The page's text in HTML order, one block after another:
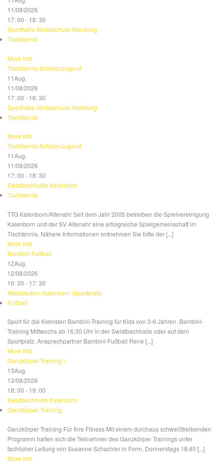
11/08/2026
17: 00 - 18: 30
Sporthalle Ahrtalschule Altenburg
Tischtennis
More Info
Tischtennis Schüler/Jugend
11Aug.
11/08/2026
17: 00 - 18: 30
Sporthalle Ahrtalschule Altenburg
Tischtennis
More Info
Tischtennis Schüler/Jugend
11Aug.
11/08/2026
17: 00 - 18: 30
Swistbachhalle Kalenborn
Tischtennis
TTG Kalenborn/Altenahr Seit dem Jahr 2005 betreiben die Spielvereinigung
Kalenborn und der SV Altenahr eine erfolgreiche Spielgemeinschaft im
Tischtennis. Nähere Informationen entnehmen Sie bitte der [...]
More Info
Bambini-Fußball
12Aug.
12/08/2026
16: 30 - 17: 30
Waldstadion Kalenborn (Sportplatz)
Fußball
Sport für die Kleinsten Bambini-Training für Kids von 3-6 Jahren. Bambini-
Training Mittwochs ab 16:30 Uhr in der Swistbachhalle oder auf dem
Sportplatz. Ansprechpartner Bambini-Fußball René [...]
More Info
Ganzkörper Training I
13Aug.
13/08/2026
18: 00 - 19: 00
Swistbachhalle Kalenborn
Ganzkörper Training
Ganzkörper Training Für Ihre Fitness Mit einem durchaus schweißtreibenden
Programm halten sich die Teilnehmer des Ganzkörper Trainings unter
fachlicher Leitung von Susanne Schachler in Form. Donnerstags 18:40 [...]
More Info